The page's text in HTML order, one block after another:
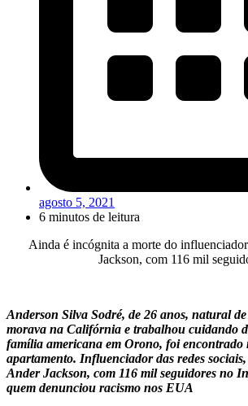
agosto 5, 2021
6 minutos de leitura
Ainda é incógnita a morte do
Jackson, com 116 mil
Anderson Silva Sodré, de 26 anos, natural
morava na Califórnia e trabalhou cuidando
família americana em Orono, foi encontrado
apartamento. Influenciador das redes
Ander Jackson, com 116 mil seguidores no
quem denunciou racismo nos EUA